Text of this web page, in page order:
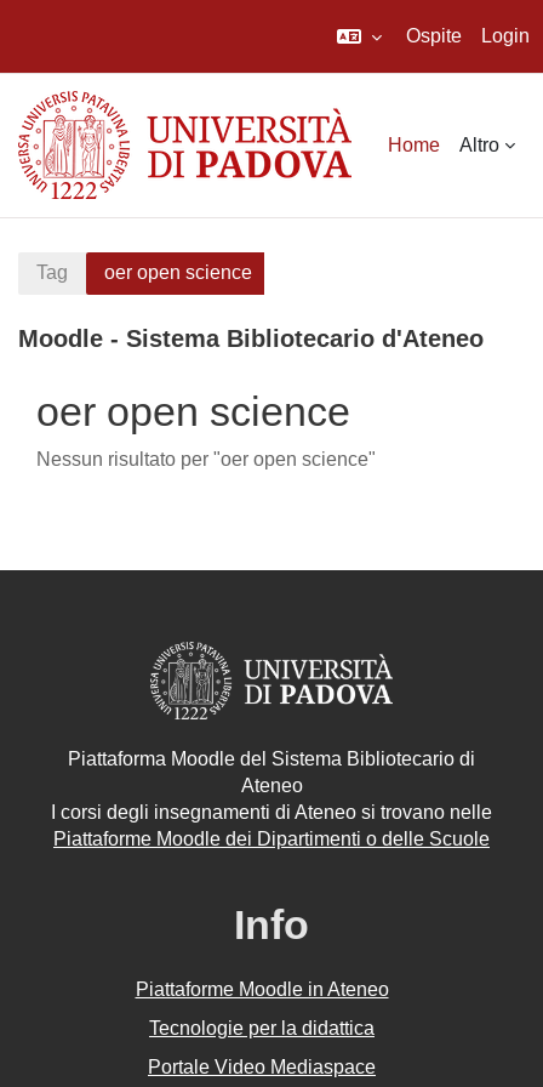
Ospite Login
Home Altro
Tag oer open science
Moodle - Sistema Bibliotecario d'Ateneo
oer open science
Nessun risultato per "oer open science"
Piattaforma Moodle del Sistema Bibliotecario di
Ateneo
I corsi degli insegnamenti di Ateneo si trovano nelle
Piattaforme Moodle dei Dipartimenti o delle Scuole
Info
Piattaforme Moodle in Ateneo
Tecnologie per la didattica
Portale Video Mediaspace